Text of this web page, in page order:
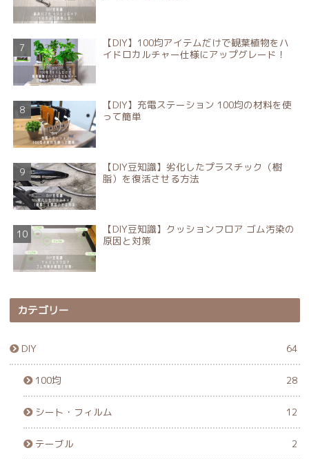
【DIY】100均アイテムだけで観葉植物をハ
イドロカルチャー仕様にアップグレード！
【DIY】充電ステーション 100均の材料を使
って簡単
【DIY豆知識】劣化したプラスチック（樹
脂）を復活させる方法
【DIY豆知識】クッションフロア ゴム汚染の
原因と対策
カテゴリー
DIY 64
100均 28
シート・フィルム 12
テーブル 2